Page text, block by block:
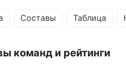
Составы Таблица
команд и рейтинги